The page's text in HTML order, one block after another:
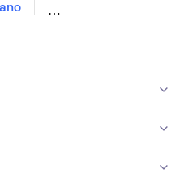
da Liberdade